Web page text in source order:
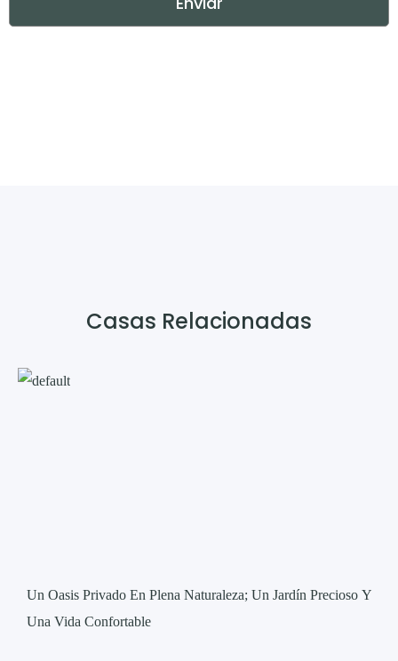
Casas Relacionadas​​
Un Oasis Privado En Plena Naturaleza; Un Jardín Precioso Y
Una Vida Confortable